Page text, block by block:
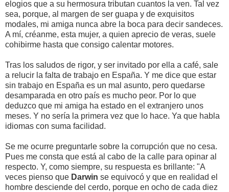
elogios que a su hermosura tributan cuantos la ven. Tal vez
sea, porque, al margen de ser guapa y de exquisitos
modales, mi amiga nunca abre la boca para decir sandeces.
A mí, créanme, esta mujer, a quien aprecio de veras, suele
cohibirme hasta que consigo calentar motores.
Tras los saludos de rigor, y ser invitado por ella a café, sale
a relucir la falta de trabajo en España. Y me dice que estar
sin trabajo en España es un mal asunto, pero quedarse
desamparada en otro país es mucho peor. Por lo que
deduzco que mi amiga ha estado en el extranjero unos
meses. Y no sería la primera vez que lo hace. Ya que habla
idiomas con suma facilidad.
Se me ocurre preguntarle sobre la corrupción que no cesa.
Pues me consta que está al cabo de la calle para opinar al
respecto. Y, como siempre, su respuesta es brillante: "A
veces pienso que Darwin se equivocó y que en realidad el
hombre desciende del cerdo, porque en ocho de cada diez